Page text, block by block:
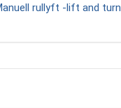
rullyft -lift and turn